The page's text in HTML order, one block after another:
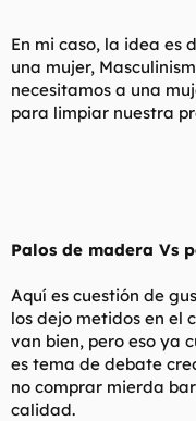
En mi caso, la idea es
una mujer,
necesitamos a una
para limpiar nuestra
Palos de madera Vs
Aquí es cuestión de
los dejo metidos en el
van bien, pero eso ya
es tema de debate
no comprar mierda
calidad.